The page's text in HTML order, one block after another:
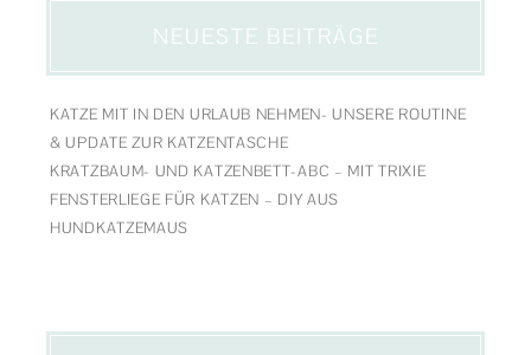
NEUESTE BEITRÄGE
KATZE MIT IN DEN URLAUB NEHMEN- UNSERE ROUTINE
& UPDATE ZUR KATZENTASCHE
KRATZBAUM- UND KATZENBETT-ABC – MIT TRIXIE
FENSTERLIEGE FÜR KATZEN – DIY AUS
HUNDKATZEMAUS